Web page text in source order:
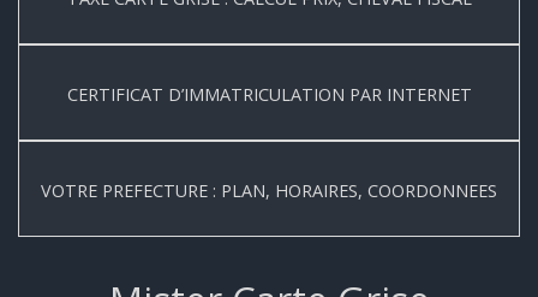
CERTIFICAT D’IMMATRICULATION PAR INTERNET
VOTRE PREFECTURE : PLAN, HORAIRES, COORDONNEES